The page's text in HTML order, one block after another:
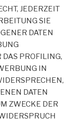
JEDERZEIT
SIE
DATEN
DAS PROFILING,
IN
DATEN
ZWECKE DER